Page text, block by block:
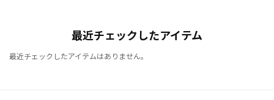
最近チェックしたアイテム
最近チェックしたアイテムはありません。